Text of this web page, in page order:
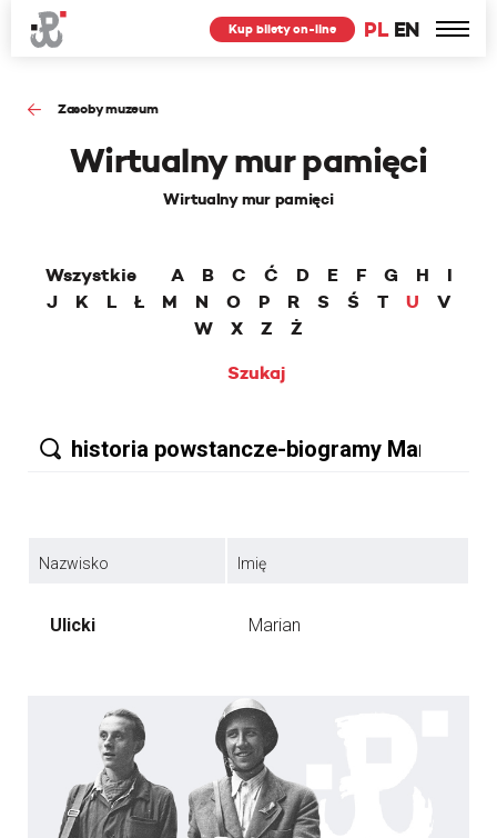
PL EN
Kup bilety on-line
Zasoby muzeum
Wirtualny mur pamięci
Wirtualny mur pamięci
Wszystkie A B C Ć D E F G H
I
J
K L Ł M N O P R S Ś T U
V
W
X Z
Ż
Szukaj
Nazwisko Imię
Ulicki Marian